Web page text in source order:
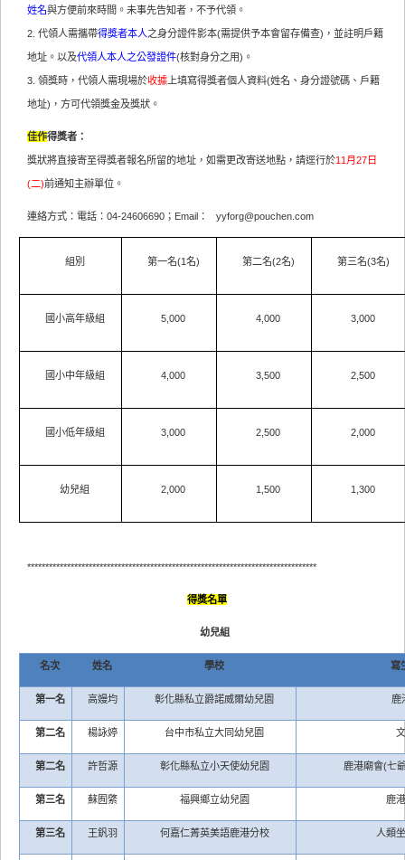
姓名與方便前來時間。未事先告知者，不予代領。
2. 代領人需攜帶得獎者本人之身分證件影本(需提供予本會留存備查)，並註明戶籍
地址。以及代領人本人之公發證件(核對身分之用)。
3. 領獎時，代領人需現場於收據 上填寫得獎者個人資料(姓名、身分證號碼、戶籍
地址)，方可代領獎金及獎狀。
佳作得獎者：
獎狀將直接寄至得獎者報名所留的地址，如需更改寄送地點，請逕行於11月27日
(二)前通知主辦單位。
連絡方式：電話：04-24606690；Email： yyforg@pouchen.com
組別 第一名(1名) 第二名(2名) 第三名(3名)
國小高年級組 5,000 4,000 3,000
國小中年級組 4,000 3,500 2,500
國小低年級組 3,000 2,500 2,000
幼兒組 2,000 1,500 1,300
********************************************************************************
得獎名單
幼兒組
名次 姓名 學校 寫
第一名 高嫚均 彰化縣私立爵諾威爾幼兒園 鹿
第二名 楊詠婷 台中市私立大同幼兒園
第二名 許哲源 彰化縣私立小天使幼兒園 鹿港廟會(七
第三名 蘇囿綮 福興鄉立幼兒園 鹿
第三名 王釩羽 何嘉仁菁英美語鹿港分校 人類